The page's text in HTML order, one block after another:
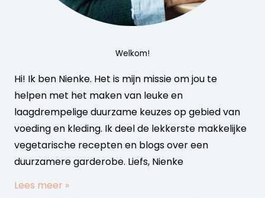
Welkom!
Hi! Ik ben Nienke. Het is mijn missie om jou te
helpen met het maken van leuke en
laagdrempelige duurzame keuzes op gebied van
voeding en kleding. Ik deel de lekkerste makkelijke
vegetarische recepten en blogs over een
duurzamere garderobe. Liefs, Nienke
Lees meer »